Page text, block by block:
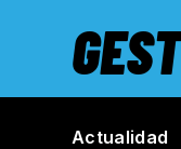
Actualidad